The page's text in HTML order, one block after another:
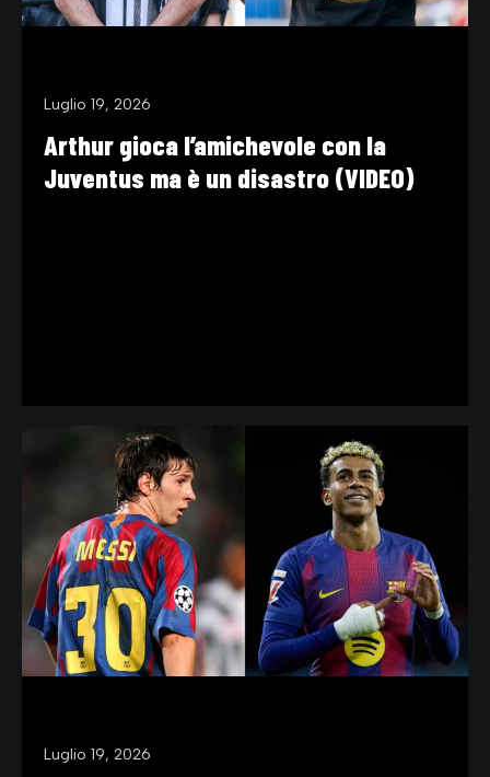
Luglio 19, 2026
Arthur gioca l’amichevole con la
Juventus ma è un disastro (VIDEO)
Luglio 19, 2026